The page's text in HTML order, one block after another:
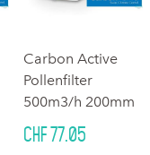
Carbon Active
Pollenfilter
500m3/h 200mm
CHF 77.05